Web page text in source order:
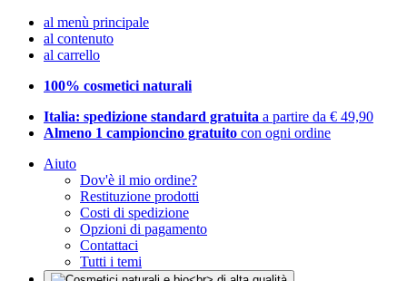
al menù principale
al contenuto
al carrello
100% cosmetici naturali
Italia: spedizione standard gratuita a partire da € 49,90
Almeno 1 campioncino gratuito con ogni ordine
Aiuto
Dov'è il mio ordine?
Restituzione prodotti
Costi di spedizione
Opzioni di pagamento
Contattaci
Tutti i temi